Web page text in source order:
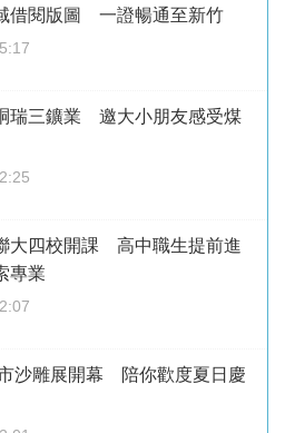
借閱版圖 一證暢通至新竹
瑞三鑛業 邀大小朋友感受煤
大四校開課 高中職生提前進
專業
沙雕展開幕 陪你歡度夏日慶